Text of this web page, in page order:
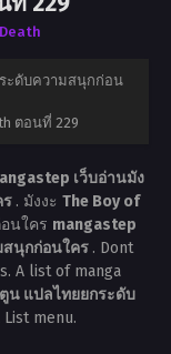
ะดับความสนุกก่อน
ตอนที่ 229
เว็บอ่านมัง
ร . มังงะ The Boy of
นใคร mangastep
สนุกก่อนใคร . Dont
A list of manga
น แปลไทยยกระดับ
menu.